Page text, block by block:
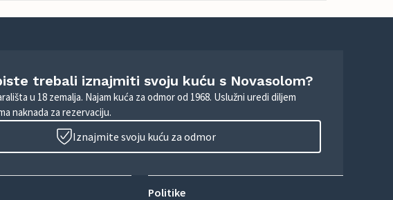
trebali iznajmiti svoju kuću s Novasolom?
u 18 zemalja. Najam kuća za odmor od 1968. Uslužni uredi diljem
naknada za rezervaciju.
Iznajmite svoju kuću za odmor
Politike